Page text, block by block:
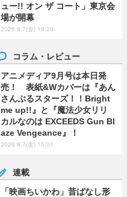
ュー!! オン ザ コート」東京会
場が開幕
2026.8.7(金) 18:20
コラム・レビュー
アニメディア9月号は本日発
売！ 表紙&Wカバーは『あん
さんぶるスターズ！！Bright
me up!!』と『魔法少女リリ
カルなのは EXCEEDS Gun Bl
aze Vengeance』！
2026.8.7(金) 15:01
連載
「映画ちいかわ」昔ばなし形